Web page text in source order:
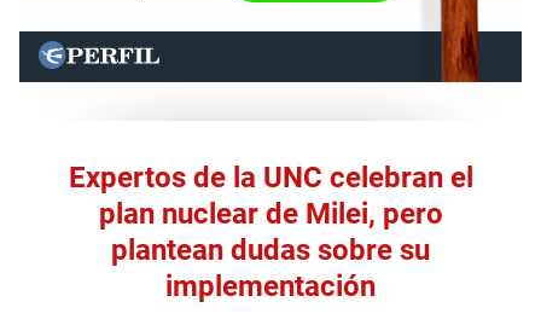
Expertos de la UNC celebran el
plan nuclear de Milei, pero
plantean dudas sobre su
implementación